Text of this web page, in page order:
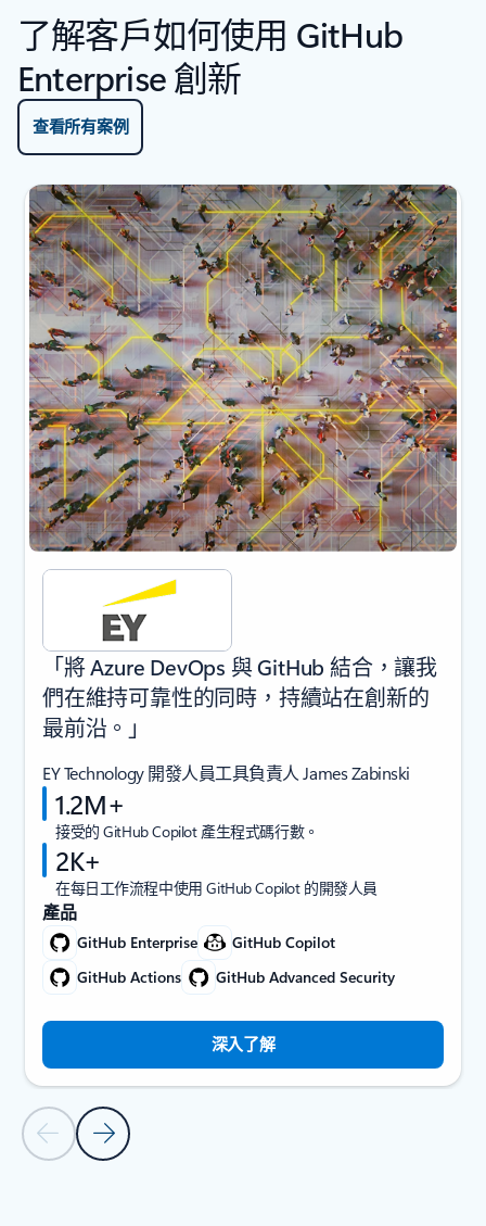
了解客戶如何使用 GitHub
Enterprise 創新
查看所有案例
顯示 1 張投影片 (共 4 張)
上一張投影片下一張投影片
「將 Azure DevOps 與 GitHub 結合，讓我
們在維持可靠性的同時，持續站在創新的
最前沿。」
EY Technology 開發人員工具負責人 James Zabinski
1.2M+
接受的 GitHub Copilot 產生程式碼行數。
2K+
在每日工作流程中使用 GitHub Copilot 的開發人員
產品
GitHub Enterprise
GitHub Copilot
GitHub Actions
GitHub Advanced Security
深入了解